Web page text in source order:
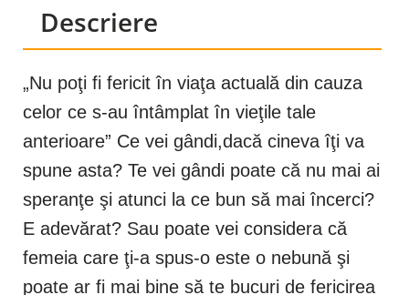
Descriere
„Nu poţi fi fericit în viaţa actuală din cauza
celor ce s-au întâmplat în vieţile tale
anterioare” Ce vei gândi,dacă cineva îţi va
spune asta? Te vei gândi poate că nu mai ai
speranţe şi atunci la ce bun să mai încerci?
E adevărat? Sau poate vei considera că
femeia care ţi-a spus-o este o nebună şi
poate ar fi mai bine să te bucuri de fericirea